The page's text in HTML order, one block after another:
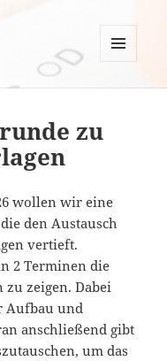
zu
wollen wir eine
den Austausch
vertieft.
2 Terminen die
zu zeigen. Dabei
Aufbau und
anschließend gibt
um das